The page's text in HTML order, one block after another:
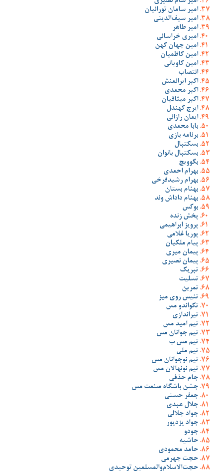
امیر سامان تورانیان
امیر سیف‌الدینی
امیر طاهر
امیری خراسانی
امین جهان کهن
امین کاظمیان
امین کاویانی
انتصاب
اکبر ایرانمنش
اکبر محمدی
اکبر میثاقیان
ایرج کهندل
ایمان رازانی
بابا محمدی
برنامه بازی
بسکتبال
بسکتبال بانوان
بگوویچ
بهرام احمدی
بهرام رشیدفرخی
بهنام بستان
بهنام داداش وند
بوکس
پخش زنده
پرویز ابراهیمی
پوریا غلامی
پیام ملکیان
پیمان میری
پیمان نصیری
تبریک
تسلیت
تمرین
تنیس روی میز
تکواندو مس
تیراندازی
تیم امید مس
تیم جوانان مس
تیم مس ب
تیم ملی
تیم نوجوانان مس
تیم نونهالان مس
جام حذفی
جشن باشگاه صنعت مس
جعفر حسنی
جلال عبدی
جواد جلالی
جواد یزدپور
جودو
حاشیه
حامد محمودی
حجت جهرمی
حجت‌الاسلام‌والمسلمین توحیدی